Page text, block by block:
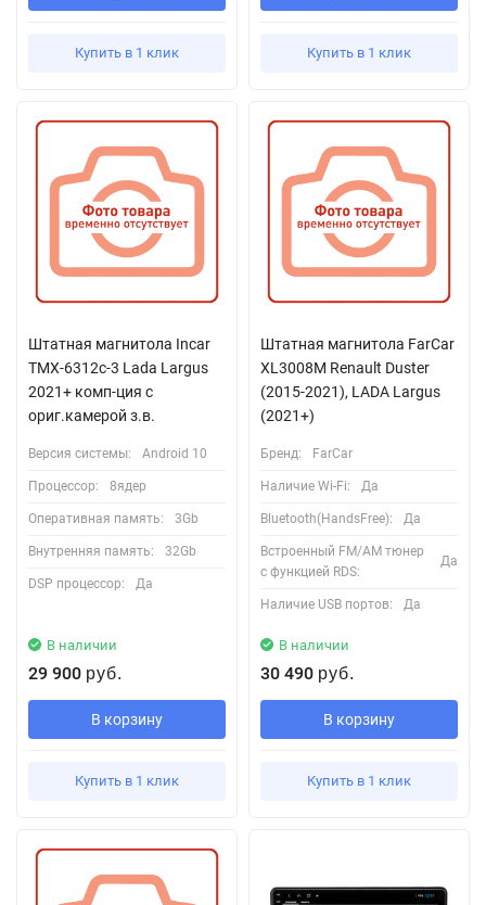
Купить в 1 клик Купить в 1 клик
Штатная магнитола Incar
TMX-6312c-3 Lada Largus
2021+ комп-ция с
ориг.камерой з.в.
Версия системы: Android 10
Процессор: 8ядер
Оперативная память: 3Gb
Внутренняя память: 32Gb
DSP процессор: Да
В наличии
29 900 руб.
В корзину
Купить в 1 клик
Штатная магнитола FarCar
XL3008M Renault Duster
(2015-2021), LADA Largus
(2021+)
Бренд: FarCar
Наличие Wi-Fi: Да
Bluetooth(HandsFree): Да
Встроенный FM/AM тюнер
с функцией RDS:
Да
Наличие USB портов: Да
В наличии
30 490 руб.
В корзину
Купить в 1 клик